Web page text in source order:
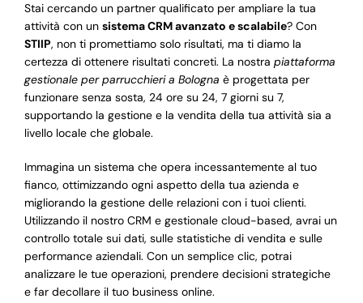
Stai cercando un partner qualificato per ampliare la tua
attività con un sistema CRM avanzato e scalabile? Con
STIIP, non ti promettiamo solo risultati, ma ti diamo la
certezza di ottenere risultati concreti. La nostra piattaforma
gestionale per parrucchieri a Bologna è progettata per
funzionare senza sosta, 24 ore su 24, 7 giorni su 7,
supportando la gestione e la vendita della tua attività sia a
livello locale che globale.
Immagina un sistema che opera incessantemente al tuo
fianco, ottimizzando ogni aspetto della tua azienda e
migliorando la gestione delle relazioni con i tuoi clienti.
Utilizzando il nostro CRM e gestionale cloud-based, avrai un
controllo totale sui dati, sulle statistiche di vendita e sulle
performance aziendali. Con un semplice clic, potrai
analizzare le tue operazioni, prendere decisioni strategiche
e far decollare il tuo business online.